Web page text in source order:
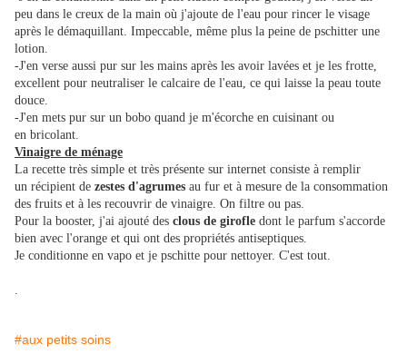
peu dans le creux de la main où j'ajoute de l'eau pour rincer le visage
après le démaquillant. Impeccable, même plus la peine de pschitter une
lotion.
-J'en verse aussi pur sur les mains après les avoir lavées et je les frotte,
excellent pour neutraliser le calcaire de l'eau, ce qui laisse la peau toute
douce.
-J'en mets pur sur un bobo quand je m'écorche en cuisinant ou
en bricolant.
Vinaigre de ménage
La recette très simple et très présente sur internet consiste à remplir
un récipient de zestes d'agrumes au fur et à mesure de la consommation
des fruits et à les recouvrir de vinaigre. On filtre ou pas.
Pour la booster, j'ai ajouté des clous de girofle dont le parfum s'accorde
bien avec l'orange et qui ont des propriétés antiseptiques.
Je conditionne en vapo et je pschitte pour nettoyer. C'est tout.
.
#aux petits soins